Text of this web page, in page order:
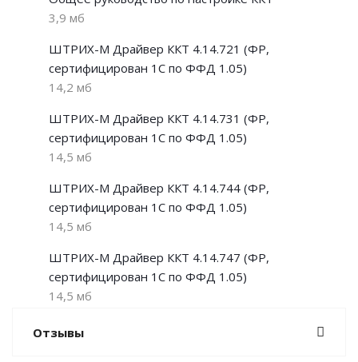
3,9 мб
ШТРИХ-М Драйвер ККТ 4.14.721 (ФР,
сертифицирован 1С по ФФД 1.05)
14,2 мб
ШТРИХ-М Драйвер ККТ 4.14.731 (ФР,
сертифицирован 1С по ФФД 1.05)
14,5 мб
ШТРИХ-М Драйвер ККТ 4.14.744 (ФР,
сертифицирован 1С по ФФД 1.05)
14,5 мб
ШТРИХ-М Драйвер ККТ 4.14.747 (ФР,
сертифицирован 1С по ФФД 1.05)
14,5 мб
Отзывы